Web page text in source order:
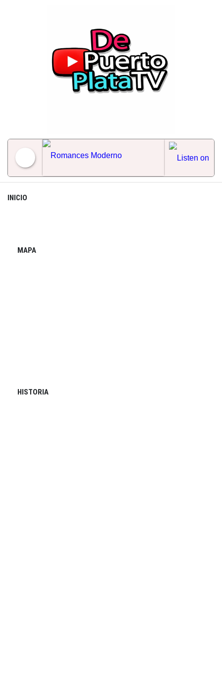
INICIO
MAPA
HISTORIA